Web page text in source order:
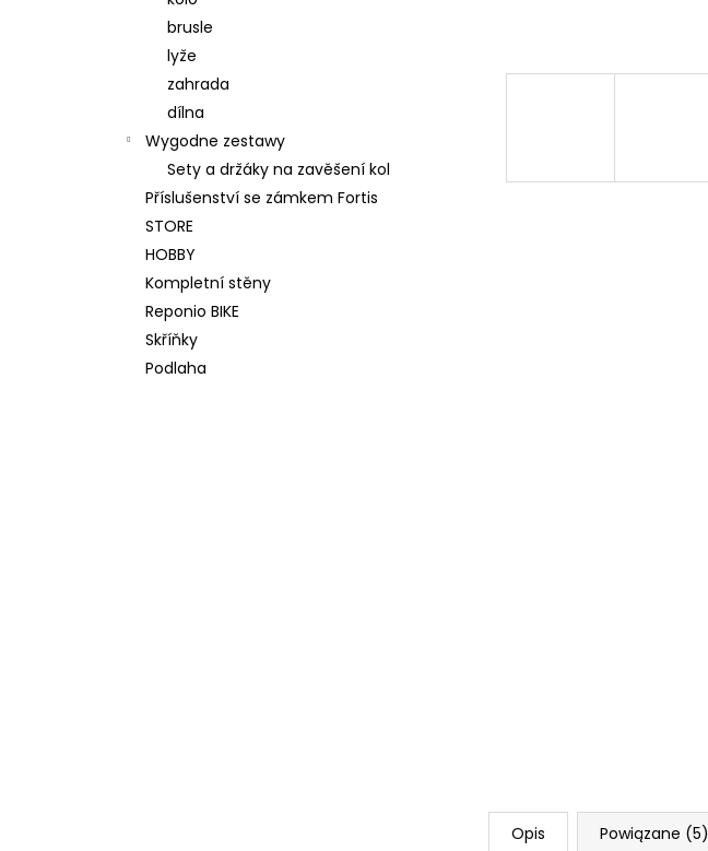
brusle
lyže
zahrada
dílna
Wygodne zestawy
Sety a držáky na zavěšení kol
Příslušenství se zámkem Fortis
STORE
HOBBY
Kompletní stěny
Reponio BIKE
Skříňky
Podlaha
Opis Powiązane (5)
WALL KIT 200 ORIGINAL SZARY
2 214,43 zł
Pierwotnie: